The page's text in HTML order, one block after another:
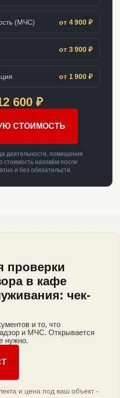
(МЧС) от 4 900 ₽
от 3 900 ₽
от 1 900 ₽
600 ₽
СТОИМОСТЬ
деятельности, помещения
стоимость назовём после
и без обязательств.
проверки
в кафе
чек-
и то, что
и МЧС. Открывается
нужно.
и цена под ваш объект -